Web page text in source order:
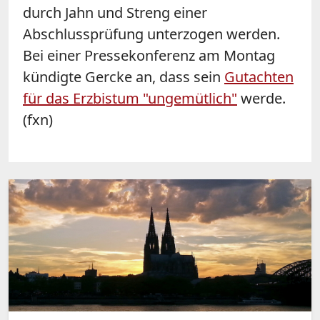
durch Jahn und Streng einer
Abschlussprüfung unterzogen werden.
Bei einer Pressekonferenz am Montag
kündigte Gercke an, dass sein Gutachten
für das Erzbistum "ungemütlich" werde.
(fxn)